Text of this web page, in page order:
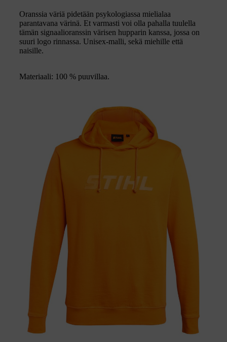
Oranssia väriä pidetään psykologiassa mielialaa
parantavana värinä. Et varmasti voi olla pahalla tuulella
tämän signaalioranssin värisen hupparin kanssa, jossa on
suuri logo rinnassa. Unisex-malli, sekä miehille että
naisille.
Materiaali: 100 % puuvillaa.